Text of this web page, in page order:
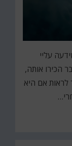
עליי
הכירו אותה,
לראות אם היא